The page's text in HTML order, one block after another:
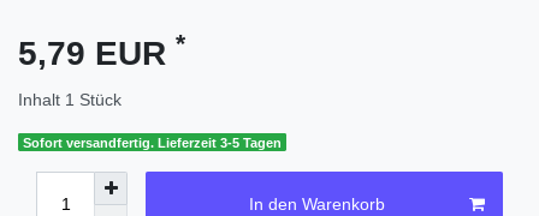
5,79 EUR *
Inhalt 1 Stück
Sofort versandfertig. Lieferzeit 3-5 Tagen
In den Warenkorb